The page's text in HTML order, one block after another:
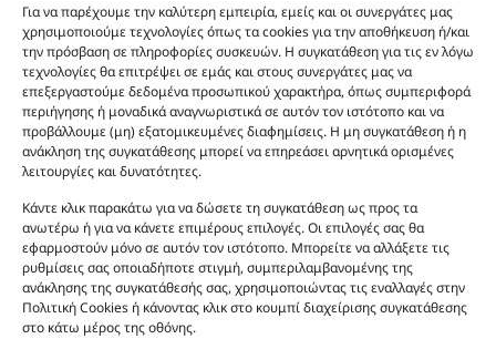
Για να παρέχουμε την καλύτερη εμπειρία, εμείς και οι συνεργάτες μας
χρησιμοποιούμε τεχνολογίες όπως τα cookies για την αποθήκευση ή/και
την πρόσβαση σε πληροφορίες συσκευών. Η συγκατάθεση για τις εν λόγω
τεχνολογίες θα επιτρέψει σε εμάς και στους συνεργάτες μας να
επεξεργαστούμε δεδομένα προσωπικού χαρακτήρα, όπως συμπεριφορά
περιήγησης ή μοναδικά αναγνωριστικά σε αυτόν τον ιστότοπο και να
προβάλλουμε (μη) εξατομικευμένες διαφημίσεις. Η μη συγκατάθεση ή η
ανάκληση της συγκατάθεσης μπορεί να επηρεάσει αρνητικά ορισμένες
λειτουργίες και δυνατότητες.
Κάντε κλικ παρακάτω για να δώσετε τη συγκατάθεση ως προς τα
ανωτέρω ή για να κάνετε επιμέρους επιλογές. Οι επιλογές σας θα
εφαρμοστούν μόνο σε αυτόν τον ιστότοπο. Μπορείτε να αλλάξετε τις
ρυθμίσεις σας οποιαδήποτε στιγμή, συμπεριλαμβανομένης της
ανάκλησης της συγκατάθεσής σας, χρησιμοποιώντας τις εναλλαγές στην
Πολιτική Cookies ή κάνοντας κλικ στο κουμπί διαχείρισης συγκατάθεσης
στο κάτω μέρος της οθόνης.
Οι φωτογραφίες των προϊόντων είναι ενδεικτικές
και δεν είναι προς πώληση το εικονιζόμενο προϊόν.
Σκοπός τους είναι η διευκόλυνση της επιλογής σας.
Σε καμία περίπτωση δεν αντιστοιχούν στα
πραγματικότητα. Πρόθεση της επιχείρησης μας δεν
είναι η παραπλάνηση και η εξαπάτηση του
καταναλωτή. Όλα μας τα προϊόντα είναι τύπου, σε
χύμα μορφή και είναι εμπνευσμένα από τα
αντίστοιχα αυθεντικά γνωστών οίκων. Οι